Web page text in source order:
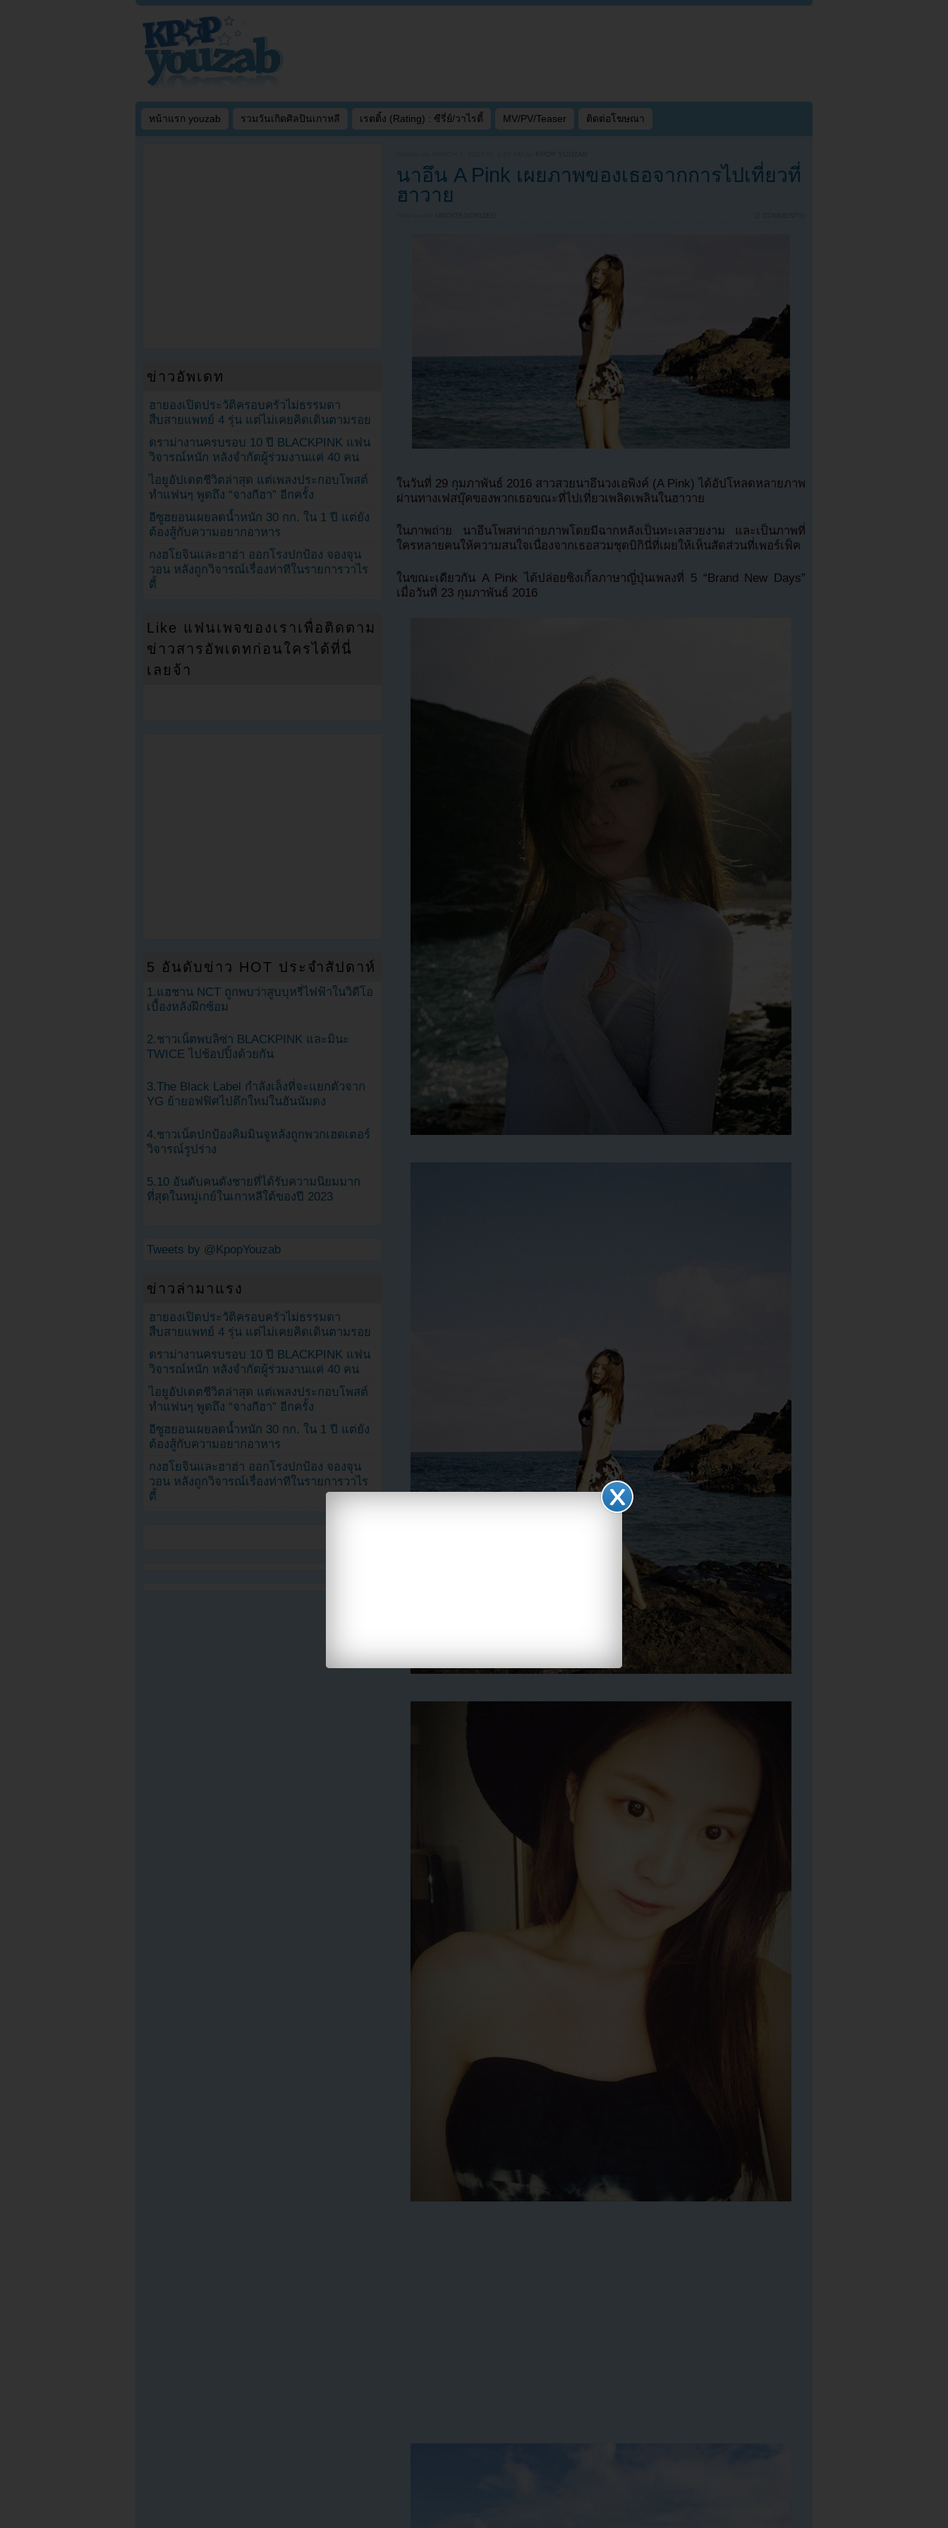
หน้าแรก youzab รวมวันเกิดศิลปินเกาหลี เรตติ้ง (Rating) : ซีรี่ย์/วาไรตี้ MV/PV/Teaser ติดต่อโฆษณา
KPOP YOUZAB
นาอึน A Pink เผยภาพของเธอจากการไปเที่ยวที่
ฮาวาย
UNCATEGORIZED 2 COMMENTS
ในวันที่ 29 กุมภาพันธ์ 2016 สาวสวยนาอึนวงเอพิงค์ (A Pink) ได้อัปโหลดหลายภาพ
ผ่านทางเฟสบุ๊คของพวกเธอขณะที่ไปเที่ยวเพลิดเพลินในฮาวาย
ในภาพถ่าย นาอึนโพสท่าถ่ายภาพโดยมีฉากหลังเป็นทะเลสวยงาม และเป็นภาพที่
ใครหลายคนให้ความสนใจเนื่องจากเธอสวมชุดบิกินี่ที่เผยให้เห็นสัดส่วนที่เพอร์เฟ็ค
ในขณะเดียวกัน A Pink ได้ปล่อยซิงเกิ้ลภาษาญี่ปุ่นเพลงที่ 5 “Brand New Days”
เมื่อวันที่ 23 กุมภาพันธ์ 2016
ข่าวอัพเดท
ฮายองเปิดประวัติครอบครัวไม่ธรรมดา
สืบสายแพทย์ 4 รุ่น แต่ไม่เคยคิดเดินตามรอย
ดราม่างานครบรอบ 10 ปี BLACKPINK แฟน
วิจารณ์หนัก หลังจำกัดผู้ร่วมงานแค่ 40 คน
ไอยูอัปเดตชีวิตล่าสุด แต่เพลงประกอบโพสต์
ทำแฟนๆ พูดถึง “จางกีฮา” อีกครั้ง
อีซูฮยอนเผยลดน้ำหนัก 30 กก. ใน 1 ปี แต่ยัง
ต้องสู้กับความอยากอาหาร
กงฮโยจินและฮาฮ่า ออกโรงปกป้อง จองจุน
วอน หลังถูกวิจารณ์เรื่องท่าทีในรายการวาไร
ตี้
Like แฟนเพจของเราเพื่อติดตาม
ข่าวสารอัพเดทก่อนใครได้ที่นี่
เลยจ้า
5 อันดับข่าว HOT ประจำสัปดาห์
1.แฮชาน NCT ถูกพบว่าสูบบุหรี่ไฟฟ้าในวิดีโอ
เบื้องหลังฝึกซ้อม
2.ชาวเน็ตพบลิซ่า BLACKPINK และมินะ
TWICE ไปช้อปปิ้งด้วยกัน
3.The Black Label กำลังเล็งที่จะแยกตัวจาก
YG ย้ายอฟฟิศไปตึกใหม่ในฮันนัมดง
4.ชาวเน็ตปกป้องคิมมินจูหลังถูกพวกเฮดเตอร์
วิจารณ์รูปร่าง
5.10 อันดับคนดังชายที่ได้รับความนิยมมาก
ที่สุดในหมู่เกย์ในเกาหลีใต้ของปี 2023
Tweets by @KpopYouzab
ข่าวล่ามาแรง
ฮายองเปิดประวัติครอบครัวไม่ธรรมดา
สืบสายแพทย์ 4 รุ่น แต่ไม่เคยคิดเดินตามรอย
ดราม่างานครบรอบ 10 ปี BLACKPINK แฟน
วิจารณ์หนัก หลังจำกัดผู้ร่วมงานแค่ 40 คน
ไอยูอัปเดตชีวิตล่าสุด แต่เพลงประกอบโพสต์
ทำแฟนๆ พูดถึง “จางกีฮา” อีกครั้ง
อีซูฮยอนเผยลดน้ำหนัก 30 กก. ใน 1 ปี แต่ยัง
ต้องสู้กับความอยากอาหาร
กงฮโยจินและฮาฮ่า ออกโรงปกป้อง จองจุน
วอน หลังถูกวิจารณ์เรื่องท่าทีในรายการวาไร
ตี้